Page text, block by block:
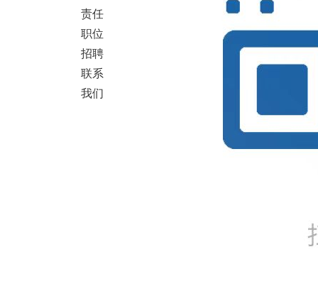
责任
职位
招聘
联系
我们